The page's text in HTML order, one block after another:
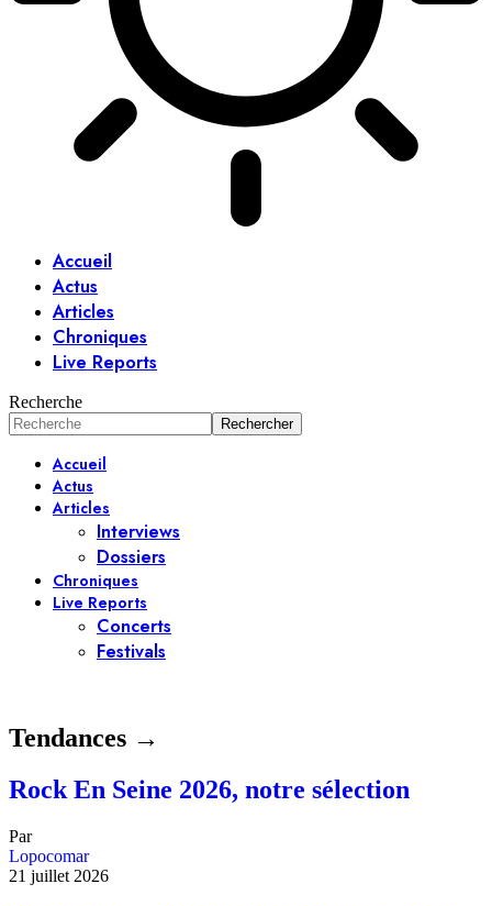
Accueil
Actus
Articles
Chroniques
Live Reports
Recherche
Accueil
Actus
Articles
Interviews
Dossiers
Chroniques
Live Reports
Concerts
Festivals
Tendances →
Rock En Seine 2026, notre sélection
Par
Lopocomar
21 juillet 2026